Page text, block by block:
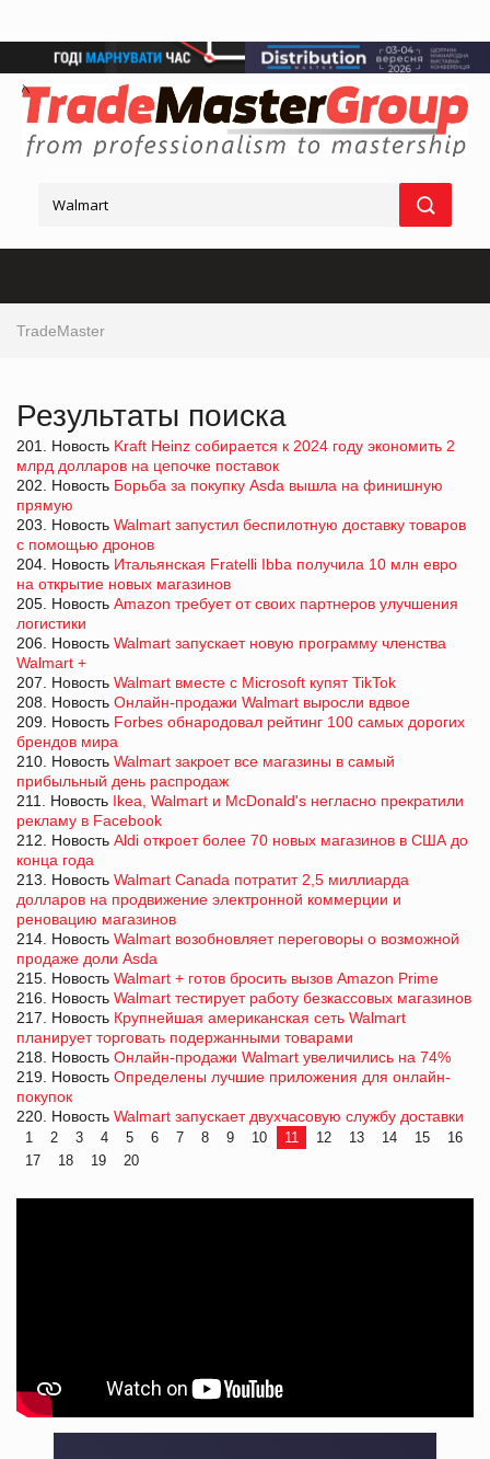
TradeMaster
Результаты поиска
201. Новость Kraft Heinz собирается к 2024 году экономить 2
млрд долларов на цепочке поставок
202. Новость Борьба за покупку Asda вышла на финишную
прямую
203. Новость Walmart запустил беспилотную доставку товаров
с помощью дронов
204. Новость Итальянская Fratelli Ibba получила 10 млн евро
на открытие новых магазинов
205. Новость Amazon требует от своих партнеров улучшения
логистики
206. Новость Walmart запускает новую программу членства
Walmart +
207. Новость Walmart вместе с Microsoft купят TikTok
208. Новость Онлайн-продажи Walmart выросли вдвое
209. Новость Forbes обнародовал рейтинг 100 самых дорогих
брендов мира
210. Новость Walmart закроет все магазины в самый
прибыльный день распродаж
211. Новость Ikea, Walmart и McDonald's негласно прекратили
рекламу в Facebook
212. Новость Aldi откроет более 70 новых магазинов в США до
конца года
213. Новость Walmart Canada потратит 2,5 миллиарда
долларов на продвижение электронной коммерции и
реновацию магазинов
214. Новость Walmart возобновляет переговоры о возможной
продаже доли Asda
215. Новость Walmart + готов бросить вызов Amazon Prime
216. Новость Walmart тестирует работу безкассовых магазинов
217. Новость Крупнейшая американская сеть Walmart
планирует торговать подержанными товарами
218. Новость Онлайн-продажи Walmart увеличились на 74%
219. Новость Определены лучшие приложения для онлайн-
покупок
220. Новость Walmart запускает двухчасовую службу доставки
1 2 3 4 5 6 7 8 9 10 11 12 13 14 15
16
17
18 19 20